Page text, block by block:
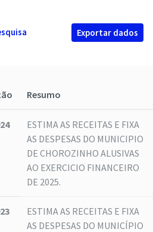
Exportar dados
Resumo
ESTIMA AS RECEITAS E FIXA
AS DESPESAS DO MUNICIPIO
DE CHOROZINHO ALUSIVAS
AO EXERCICIO FINANCEIRO
DE 2025.
ESTIMA AS RECEITAS E FIXA
AS DESPESAS DO MUNICÍPIO